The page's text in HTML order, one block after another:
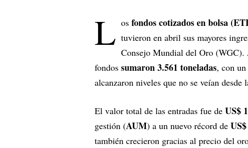
L os fondos cotizados en bolsa
tuvieron en abril sus mayores
Consejo Mundial del Oro (WGC).
fondos sumaron 3.561 toneladas, con
alcanzaron niveles que no se veían desde
El valor total de las entradas fue de US$
gestión (AUM) a un nuevo récord de
también crecieron gracias al precio del